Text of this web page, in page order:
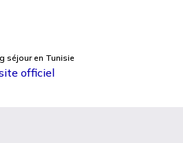
séjour en Tunisie
officiel